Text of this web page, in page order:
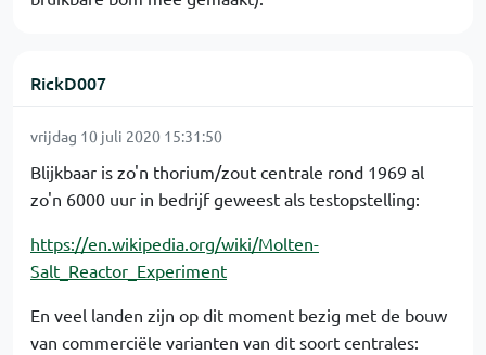
RickD007
vrijdag 10 juli 2020 15:31:50
Blijkbaar is zo'n thorium/zout centrale rond 1969 al
zo'n 6000 uur in bedrijf geweest als testopstelling:
https://en.wikipedia.org/wiki/Molten-
Salt_Reactor_Experiment
En veel landen zijn op dit moment bezig met de bouw
van commerciële varianten van dit soort centrales: